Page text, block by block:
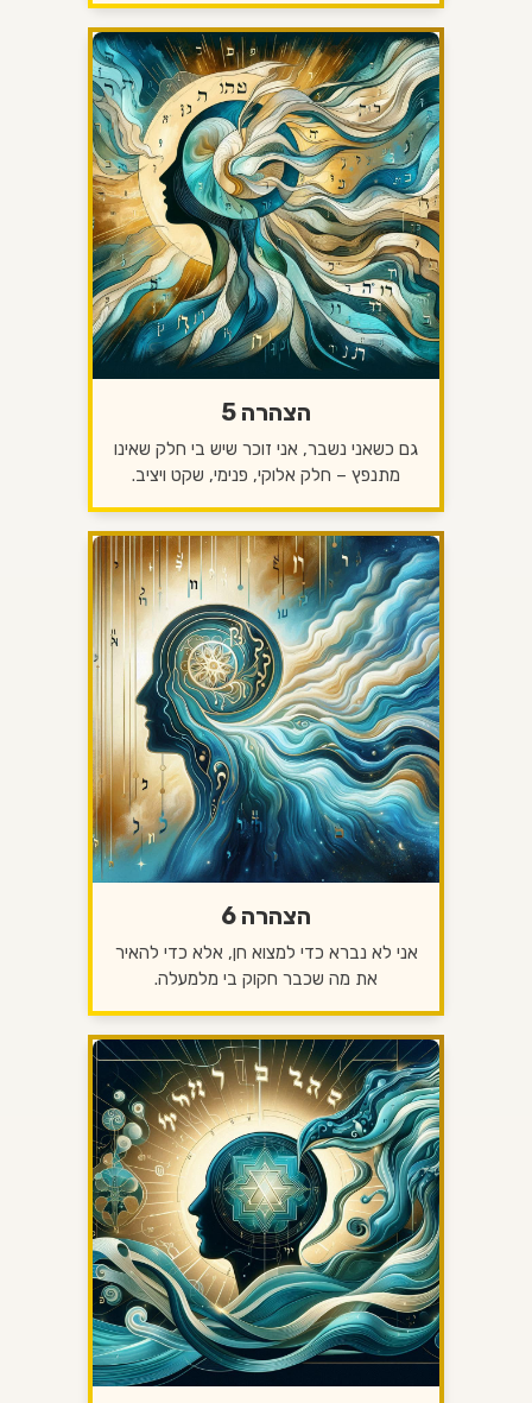
הצהרה 5
גם כשאני נשבר, אני זוכר שיש בי חלק שאינו
מתנפץ – חלק אלוקי, פנימי, שקט ויציב.
הצהרה 6
אני לא נברא כדי למצוא חן, אלא כדי להאיר
את מה שכבר חקוק בי מלמעלה.